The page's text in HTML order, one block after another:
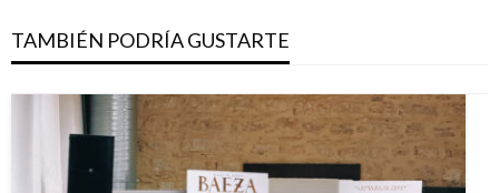
TAMBIÉN PODRÍA GUSTARTE